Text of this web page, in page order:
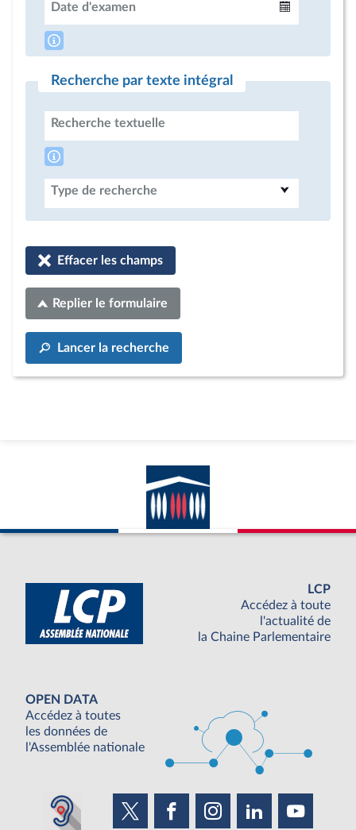
Date d'examen
Recherche par texte intégral
Recherche textuelle
Type de recherche
Effacer les champs
Replier le formulaire
Lancer la recherche
LCP
Accédez à toute
l'actualité de
la Chaine Parlementaire
OPEN DATA
Accédez à toutes
les données de
l'Assemblée nationale